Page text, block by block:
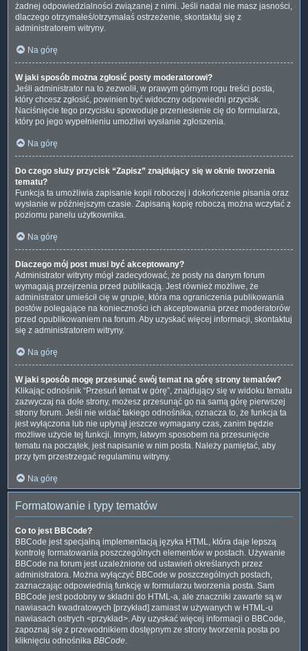
żadnej odpowiedzialności związanej z nimi. Jeśli nadal nie masz jasności,
dlaczego otrzymałeś/otrzymałaś ostrzeżenie, skontaktuj się z
administratorem witryny.
Na górę
W jaki sposób można zgłosić posty moderatorowi?
Jeśli administrator na to zezwolił, w prawym górnym rogu treści posta,
który chcesz zgłosić, powinien być widoczny odpowiedni przycisk.
Naciśnięcie tego przycisku spowoduje przeniesienie cię do formularza,
który po jego wypełnieniu umożliwi wysłanie zgłoszenia.
Na górę
Do czego służy przycisk “Zapisz” znajdujący się w oknie tworzenia
tematu?
Funkcja ta umożliwia zapisanie kopii roboczej i dokończenie pisania oraz
wysłanie w późniejszym czasie. Zapisaną kopię roboczą można wczytać z
poziomu panelu użytkownika.
Na górę
Dlaczego mój post musi być akceptowany?
Administrator witryny mógł zadecydować, że posty na danym forum
wymagają przejrzenia przed publikacją. Jest również możliwe, że
administrator umieścił cię w grupie, która ma ograniczenia publikowania
postów polegające na konieczności ich akceptowania przez moderatorów
przed opublikowaniem na forum. Aby uzyskać więcej informacji, skontaktuj
się z administratorem witryny.
Na górę
W jaki sposób mogę przesunąć swój temat na górę strony tematów?
Klikając odnośnik “Przesuń temat w górę”, znajdujący się w widoku tematu
zazwyczaj na dole strony, możesz przesunąć go na samą górę pierwszej
strony forum. Jeśli nie widać takiego odnośnika, oznacza to, że funkcja ta
jest wyłączona lub nie upłynął jeszcze wymagany czas, zanim będzie
możliwe użycie tej funkcji. Innym, łatwym sposobem na przesunięcie
tematu na początek, jest napisanie w nim posta. Należy pamiętać, aby
przy tym przestrzegać regulaminu witryny.
Na górę
Formatowanie i typy tematów
Co to jest BBCode?
BBCode jest specjalną implementacją języka HTML, która daje lepszą
kontrolę formatowania poszczególnych elementów w postach. Używanie
BBCode na forum jest uzależnione od ustawień określanych przez
administratora. Można wyłączyć BBCode w poszczególnych postach,
zaznaczając odpowiednią funkcję w formularzu tworzenia posta. Sam
BBCode jest podobny w składni do HTML-a, ale znaczniki zawarte są w
nawiasach kwadratowych [przykład] zamiast w używanych w HTML-u
nawiasach ostrych <przykład>. Aby uzyskać więcej informacji o BBCode,
zapoznaj się z przewodnikiem dostępnym ze strony tworzenia posta po
kliknięciu odnośnika BBCode.